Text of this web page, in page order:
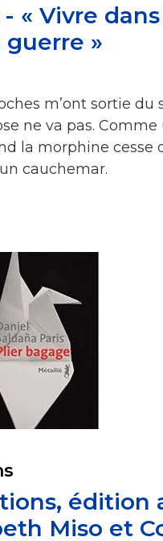
« Vivre dans
»
m’ont sortie
ne va pas. Comme
la morphine cesse
cauchemar.
édition
Miso et